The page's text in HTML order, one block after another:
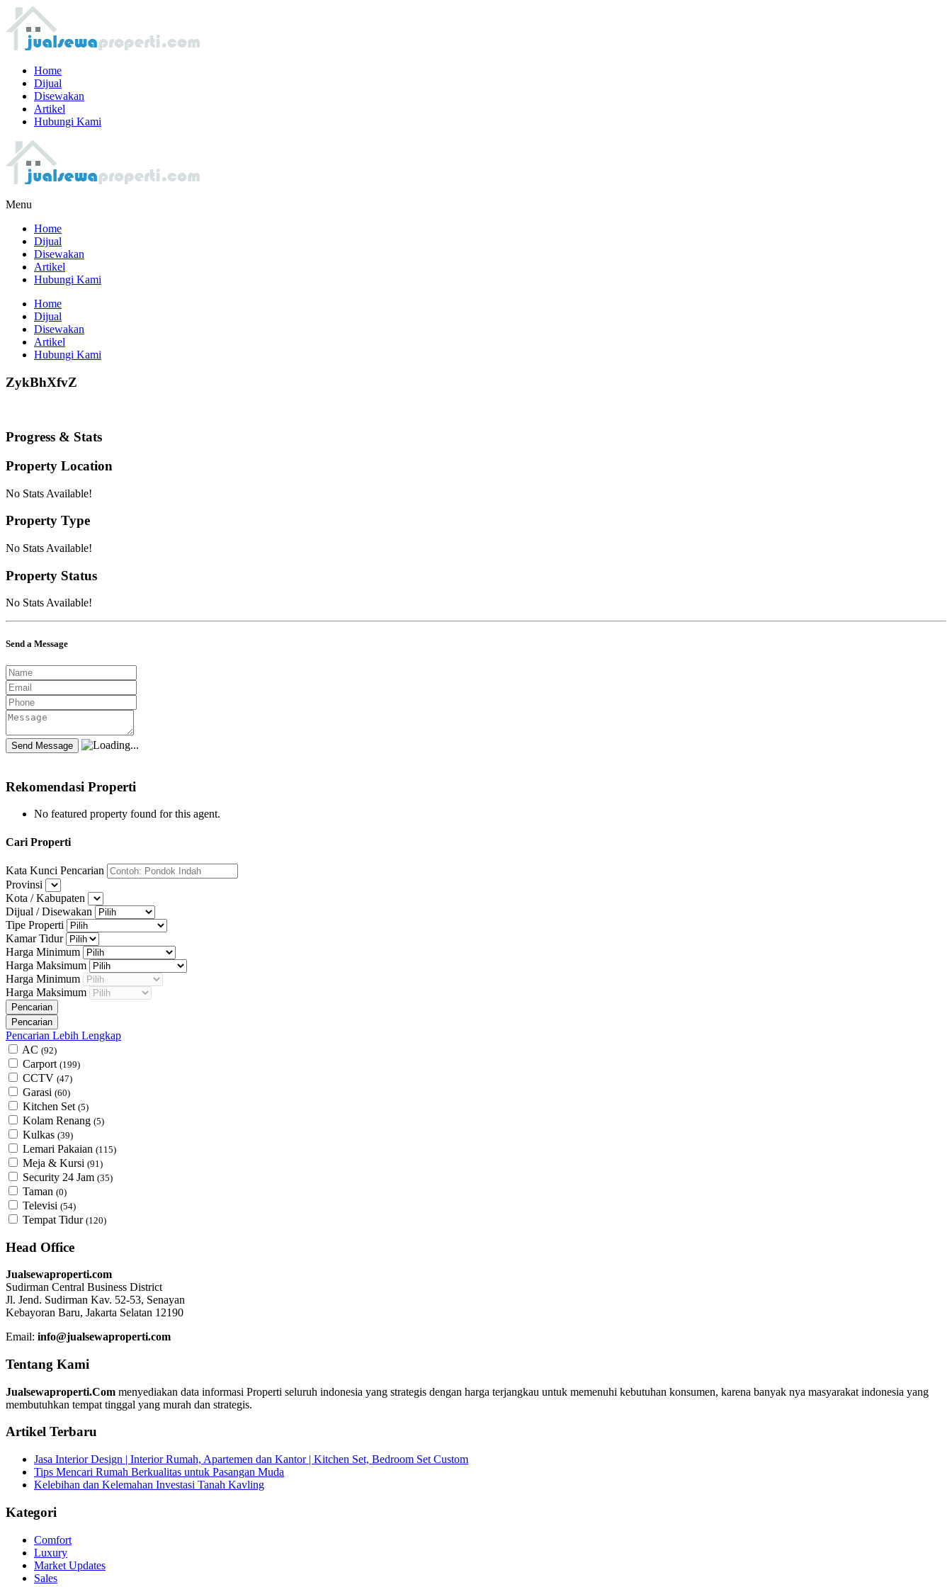
Home
Dijual
Disewakan
Artikel
Hubungi Kami
Menu
Home
Dijual
Disewakan
Artikel
Hubungi Kami
Home
Dijual
Disewakan
Artikel
Hubungi Kami
ZykBhXfvZ
Progress & Stats
Property Location
No Stats Available!
Property Type
No Stats Available!
Property Status
No Stats Available!
Send a Message
Rekomendasi Properti
No featured property found for this agent.
Cari Properti
Kata Kunci Pencarian
Provinsi
Kota / Kabupaten
Dijual / Disewakan
Tipe Properti
Kamar Tidur
Harga Minimum
Harga Maksimum
Harga Minimum
Harga Maksimum
Pencarian Lebih Lengkap
AC (92)
Carport (199)
CCTV (47)
Garasi (60)
Kitchen Set (5)
Kolam Renang (5)
Kulkas (39)
Lemari Pakaian (115)
Meja & Kursi (91)
Security 24 Jam (35)
Taman (0)
Televisi (54)
Tempat Tidur (120)
Head Office
Jualsewaproperti.com
Sudirman Central Business District
Jl. Jend. Sudirman Kav. 52-53, Senayan
Kebayoran Baru, Jakarta Selatan 12190
Email: info@jualsewaproperti.com
Tentang Kami
Jualsewaproperti.Com menyediakan data informasi Properti seluruh indonesia yang strategis dengan harga terjangkau untuk memenuhi kebutuhan konsumen, karena banyak nya masyarakat indonesia yang
membutuhkan tempat tinggal yang murah dan strategis.
Artikel Terbaru
Jasa Interior Design | Interior Rumah, Apartemen dan Kantor | Kitchen Set, Bedroom Set Custom
Tips Mencari Rumah Berkualitas untuk Pasangan Muda
Kelebihan dan Kelemahan Investasi Tanah Kavling
Kategori
Comfort
Luxury
Market Updates
Sales